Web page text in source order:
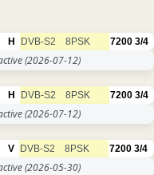
H DVB-S2 8PSK 7200 3/4
(2026-07-12)
H DVB-S2 8PSK 7200 3/4
(2026-07-12)
V DVB-S2 8PSK 7200 3/4
(2026-05-30)